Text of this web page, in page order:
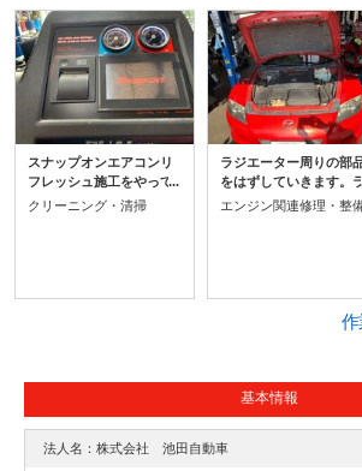
スナップオンエアコンリ
フレッシュ施工をやって
いきます。車両内のエア
分を除去できるので故障
クリーニング・清掃
ラジエーター周りの部
をはずしていきます。
ジエーターホースの接
新品に交換しました。
両に復元していきます
エンジン関連修理・整
作
基本情報
法人名：株式会社 池田自動車